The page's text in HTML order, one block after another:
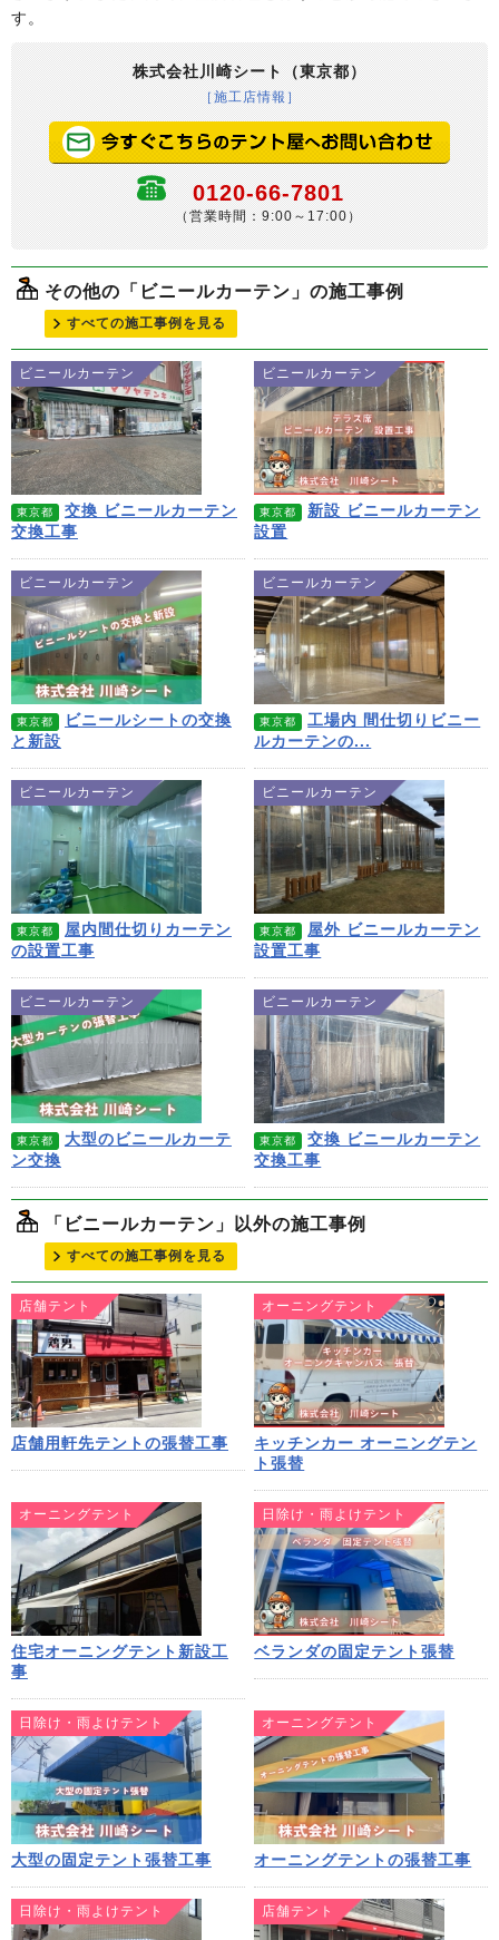
す。
株式会社川崎シート（東京都）
［施工店情報］
0120-66-7801
（営業時間：9:00～17:00）
その他の「ビニールカーテン」の施工事例
すべての施工事例を見る
ビニールカーテン
東京都
交換 ビニールカーテン
交換工事
ビニールカーテン
東京都
新設 ビニールカーテン
設置
ビニールカーテン
東京都
ビニールシートの交換
と新設
ビニールカーテン
東京都
工場内 間仕切りビニー
ルカーテンの...
ビニールカーテン
東京都
屋内間仕切りカーテン
の設置工事
ビニールカーテン
東京都
屋外 ビニールカーテン
設置工事
ビニールカーテン
東京都
大型のビニールカーテ
ン交換
ビニールカーテン
東京都
交換 ビニールカーテン
交換工事
「ビニールカーテン」以外の施工事例
すべての施工事例を見る
店舗テント
店舗用軒先テントの張替工事
オーニングテント
キッチンカー オーニングテン
ト張替
オーニングテント
住宅オーニングテント新設工
事
日除け・雨よけテント
ベランダの固定テント張替
日除け・雨よけテント
大型の固定テント張替工事
オーニングテント
オーニングテントの張替工事
日除け・雨よけテント 店舗テント